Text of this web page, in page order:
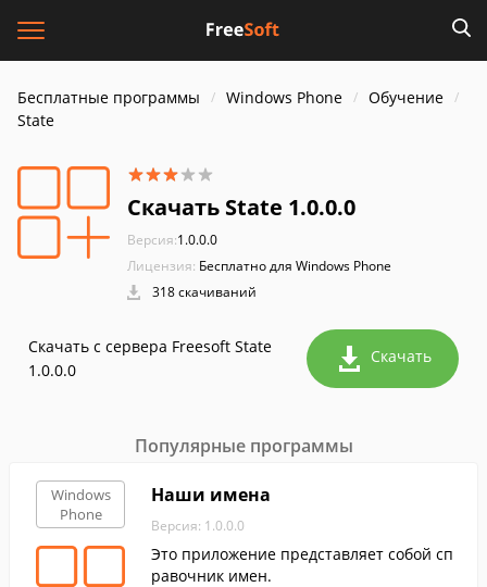
Бесплатные программы Windows Phone
Обучение
State
Скачать State 1.0.0.0
Версия:1.0.0.0
Лицензия: Бесплатно для Windows Phone
318 скачиваний
Скачать с сервера Freesoft State
1.0.0.0
Скачать
Популярные программы
Windows
Phone
Наши имена
Версия: 1.0.0.0
Это приложение представляет собой сп
равочник имен.